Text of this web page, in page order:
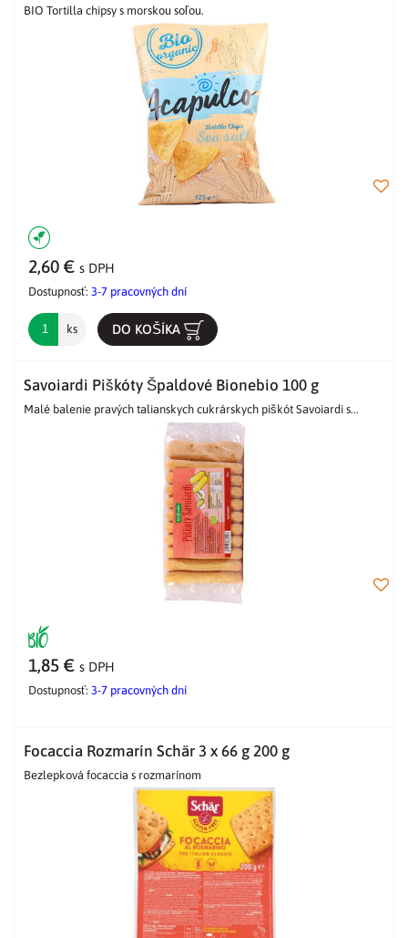
BIO Tortilla chipsy s morskou soľou.
2,60 € s DPH
Dostupnosť: 3-7 pracovných dní
ks DO KOŠÍKA
Savoiardi Piškóty Špaldové Bionebio 100 g
Malé balenie pravých talianskych cukrárskych piškót Savoiardi s...
1,85 € s DPH
Dostupnosť: 3-7 pracovných dní
Focaccia Rozmarín Schär 3 x 66 g 200 g
Bezlepková focaccia s rozmarínom